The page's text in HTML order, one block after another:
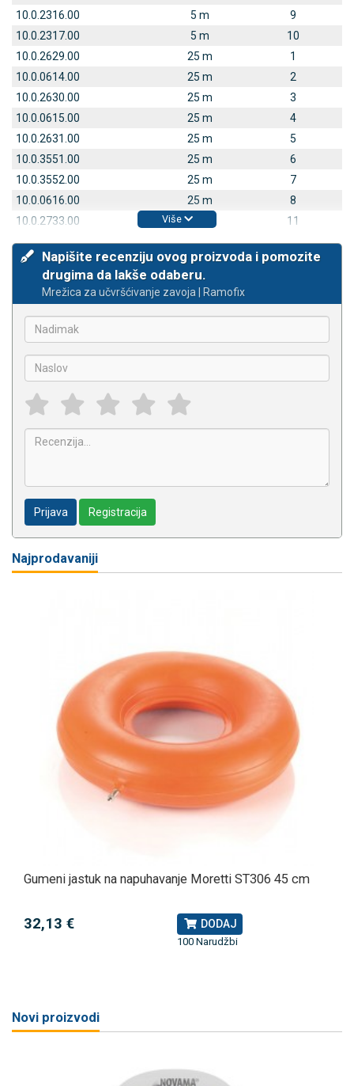
10.0.2316.00
5 m
9
10.0.2317.00
5 m
10
10.0.2629.00
25 m
1
10.0.0614.00
25 m
2
10.0.2630.00
25 m
3
10.0.0615.00
25 m
4
10.0.2631.00
25 m
5
10.0.3551.00
25 m
6
10.0.3552.00
25 m
7
10.0.0616.00
25 m
8
10.0.2733.00
25 m 11
Više
Napišite recenziju ovog proizvoda i pomozite
drugima da lakše odaberu.
Mrežica za učvršćivanje zavoja | Ramofix
Prijava Registracija
Najprodavaniji
Gumeni jastuk na napuhavanje Moretti ST306 45 cm
32,13 € DODAJ
100 Narudžbi
Novi proizvodi